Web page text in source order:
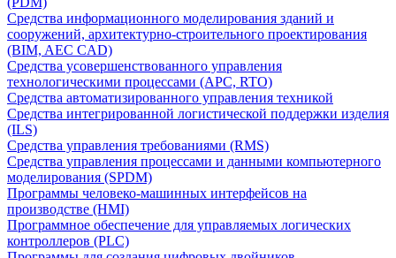
Средства информационного моделирования зданий и
сооружений, архитектурно-строительного проектирования
(BIM, AEC CAD)
Средства усовершенствованного управления
технологическими процессами (APC, RTO)
Средства автоматизированного управления техникой
Средства интегрированной логистической поддержки изделия
(ILS)
Средства управления требованиями (RMS)
Средства управления процессами и данными компьютерного
моделирования (SPDM)
Программы человеко-машинных интерфейсов на
производстве (HMI)
Программное обеспечение для управляемых логических
контроллеров (PLC)